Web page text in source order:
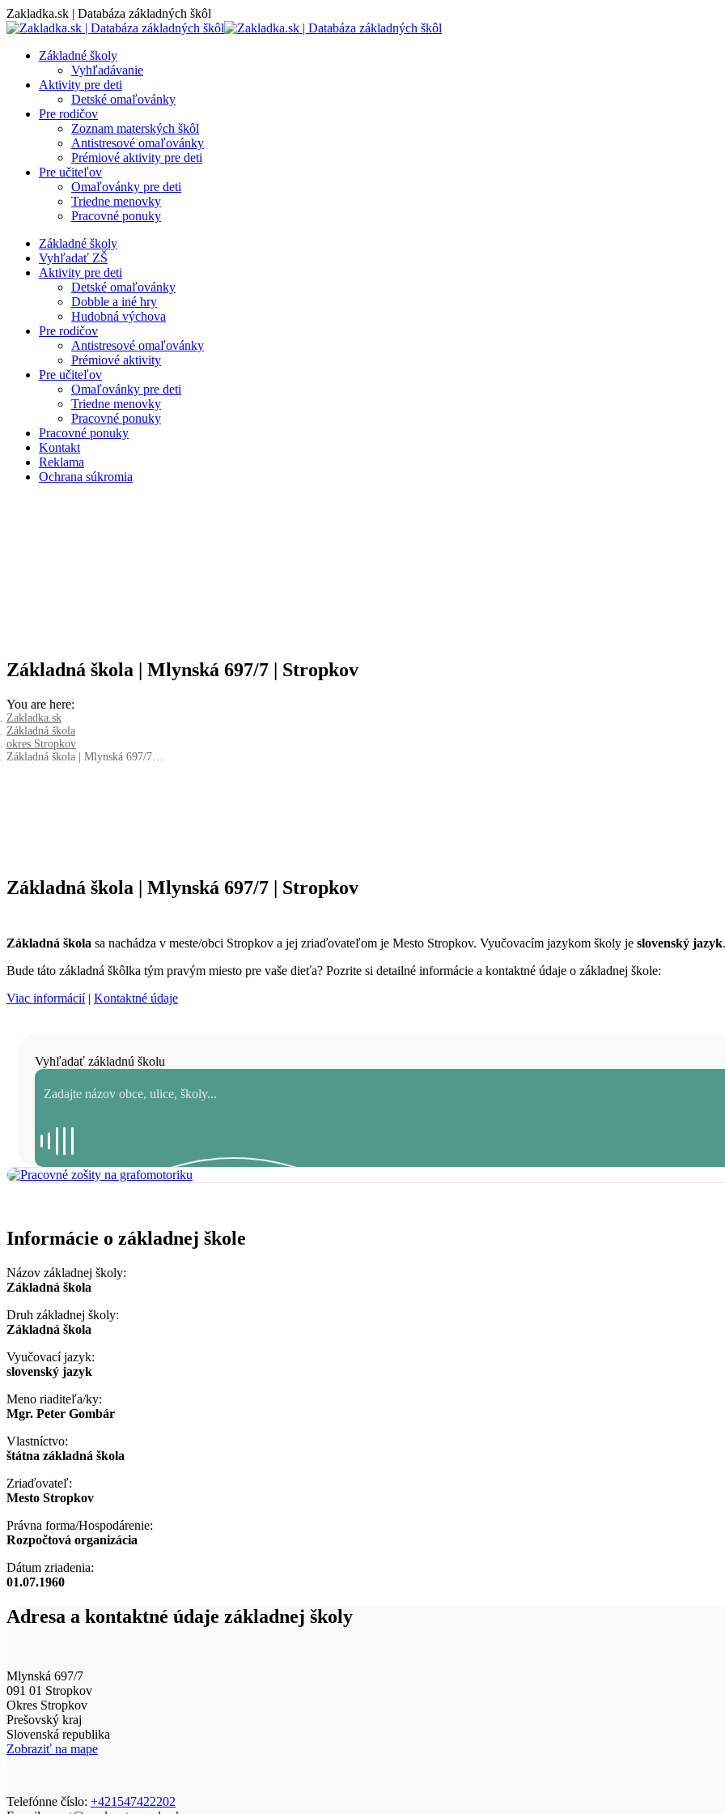
Skip
to
Zakladka.sk | Databáza základných škôl
Základné školy
Vyhľadávanie
Aktivity pre deti
Detské omaľovánky
Pre rodičov
Zoznam materských škôl
Antistresové omaľovánky
Prémiové aktivity pre deti
Pre učiteľov
Omaľovánky pre deti
Triedne menovky
Pracovné ponuky
Základné školy
Vyhľadať ZŠ
Aktivity pre deti
Detské omaľovánky
Dobble a iné hry
Hudobná výchova
Pre rodičov
Antistresové omaľovánky
Prémiové aktivity
Pre učiteľov
Omaľovánky pre deti
Triedne menovky
Pracovné ponuky
Pracovné ponuky
Kontakt
Reklama
Ochrana súkromia
Základná škola | Mlynská 697/7 | Stropkov
You are here:
Zakladka.sk
Základná škola
okres Stropkov
Základná škola | Mlynská 697/7…
Základná škola | Mlynská 697/7 | Stropkov
Základná škola sa nachádza v meste/obci Stropkov a jej zriaďovateľom je Mesto Stropkov. Vyučovacím jazykom školy je slovenský jazyk.
Bude táto základná škôlka tým pravým miesto pre vaše dieťa? Pozrite si detailné informácie a kontaktné údaje o základnej škole:
Viac informácií| Kontaktné údaje
Vyhľadať základnú školu
Informácie o základnej škole
Názov základnej školy:
Základná škola
Druh základnej školy:
Základná škola
Vyučovací jazyk:
slovenský jazyk
Meno riaditeľa/ky:
Mgr. Peter Gombár
Vlastníctvo:
štátna základná škola
Zriaďovateľ:
Mesto Stropkov
Právna forma/Hospodárenie:
Rozpočtová organizácia
Dátum zriadenia:
01.07.1960
Adresa a kontaktné údaje základnej školy
Mlynská 697/7
091 01 Stropkov
Okres Stropkov
Prešovský kraj
Slovenská republika
Zobraziť na mape
Telefónne číslo: +421547422202